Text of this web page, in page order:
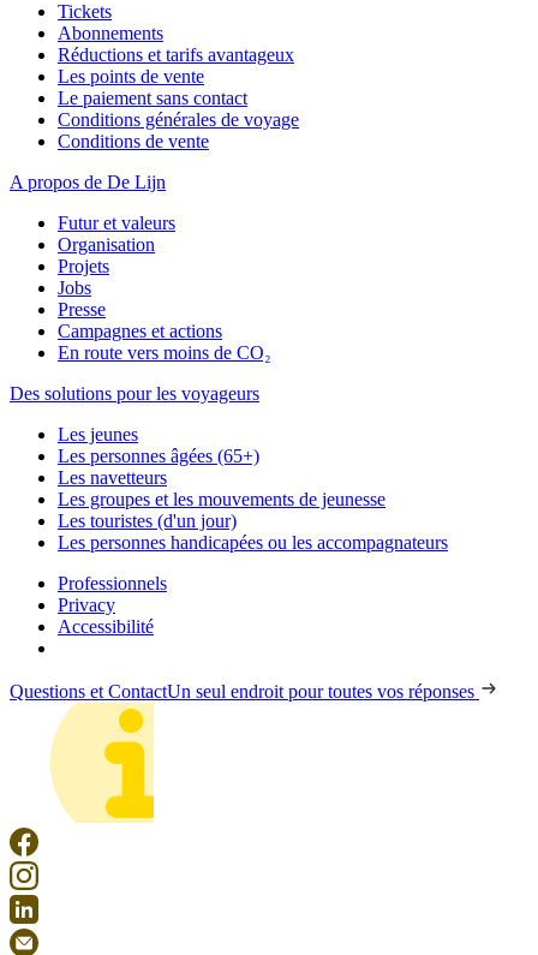
Tickets
Abonnements
Réductions et tarifs avantageux
Les points de vente
Le paiement sans contact
Conditions générales de voyage
Conditions de vente
A propos de De Lijn
Futur et valeurs
Organisation
Projets
Jobs
Presse
Campagnes et actions
En route vers moins de CO₂
Des solutions pour les voyageurs
Les jeunes
Les personnes âgées (65+)
Les navetteurs
Les groupes et les mouvements de jeunesse
Les touristes (d'un jour)
Les personnes handicapées ou les accompagnateurs
Professionnels
Privacy
Accessibilité
Questions et ContactUn seul endroit pour toutes vos réponses